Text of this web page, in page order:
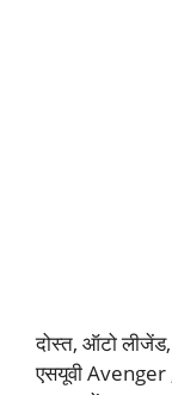
दोस्त, ऑटो
एसयूवी Avenger